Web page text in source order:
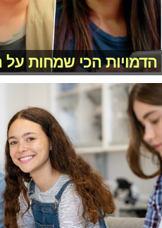
הדמויות הכי שמחות